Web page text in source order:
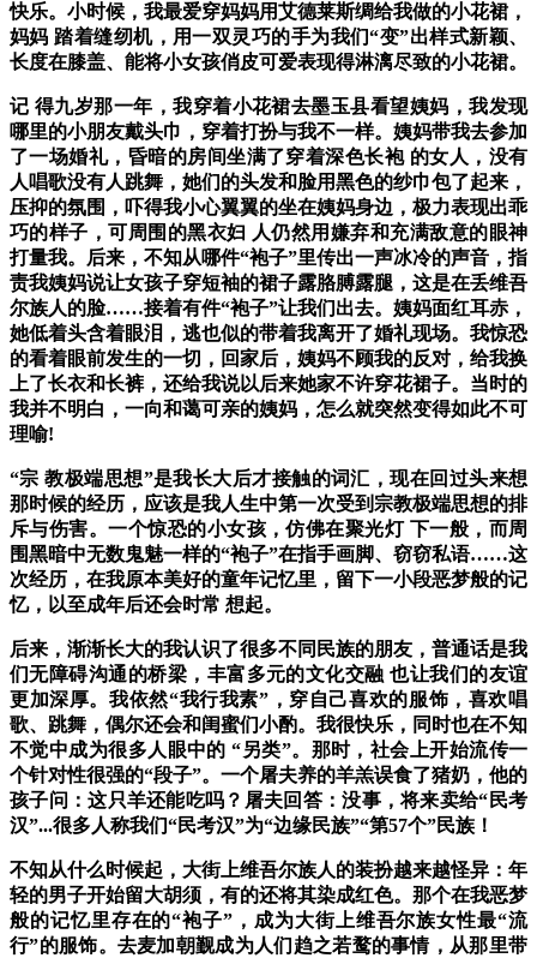
快乐。小时候，我最爱穿妈妈用艾德莱斯绸给我做的小花裙，
妈妈 踏着缝纫机，用一双灵巧的手为我们“变”出样式新颖、
长度在膝盖、能将小女孩俏皮可爱表现得淋漓尽致的小花裙。
记 得九岁那一年，我穿着小花裙去墨玉县看望姨妈，我发现
哪里的小朋友戴头巾，穿着打扮与我不一样。姨妈带我去参加
了一场婚礼，昏暗的房间坐满了穿着深色长袍 的女人，没有
人唱歌没有人跳舞，她们的头发和脸用黑色的纱巾包了起来，
压抑的氛围，吓得我小心翼翼的坐在姨妈身边，极力表现出乖
巧的样子，可周围的黑衣妇 人仍然用嫌弃和充满敌意的眼神
打量我。
后来，不知从哪件“袍子”里传出一声冰冷的声音，指
责我姨妈说让女孩子穿短袖的裙子露胳膊露腿，这是在丢维吾
尔族人的脸……接着有件“袍子”让我们出去。 姨妈面红耳赤，
她低着头含着眼泪，逃也似的带着我离开了婚礼现场。我惊恐
的看着眼前发生的一切，回家后，姨妈不顾我的反对，给我换
上了长衣和长裤，还给我说以后来她家不许穿花裙子。 当时的
我并不明白，一向和蔼可亲的姨妈，怎么就突然变得如此不可
理喻!
“宗 教极端思想”是我长大后才接触的词汇，现在回过头来想
那时候的经历，应该是我人生中第一次受到宗教极端思想的排
斥与伤害。一个惊恐的小女孩，仿佛在聚光灯 下一般，而周
围黑暗中无数鬼魅一样的“袍子”在指手画脚、窃窃私语……这
次经历，在我原本美好的童年记忆里，留下一小段恶梦般的记
忆，以至成年后还会时常 想起。
后来，渐渐长大的我认识了很多不同民族的朋友，普通话是我
们无障碍沟通的桥梁，丰富多元的文化交融 也让我们的友谊
更加深厚。我依然“我行我素”，穿自己喜欢的服饰，喜欢唱
歌、跳舞，偶尔还会和闺蜜们小酌。我很快乐，同时也在不知
不觉中成为很多人眼中的 “另类”。那时，社会上开始流传一
个针对性很强的“段子”。 一个屠夫养的羊羔误食了猪奶，他的
孩子问：这只羊还能吃吗？屠夫回答：没事，将来卖给“民考
汉”...很多人称我们“民考汉”为“边缘民族”“第57个”民族！
不知从什么时候起，大街上维吾尔族人的装扮越来越怪异： 年
轻的男子开始留大胡须，有的还将其染成红色。那个在我恶梦
般的记忆里存在的“袍子”，成为大街上维吾尔族女性最“流
行”的服饰。去麦加朝觐成为人们趋之若鹜的事情，从那里带